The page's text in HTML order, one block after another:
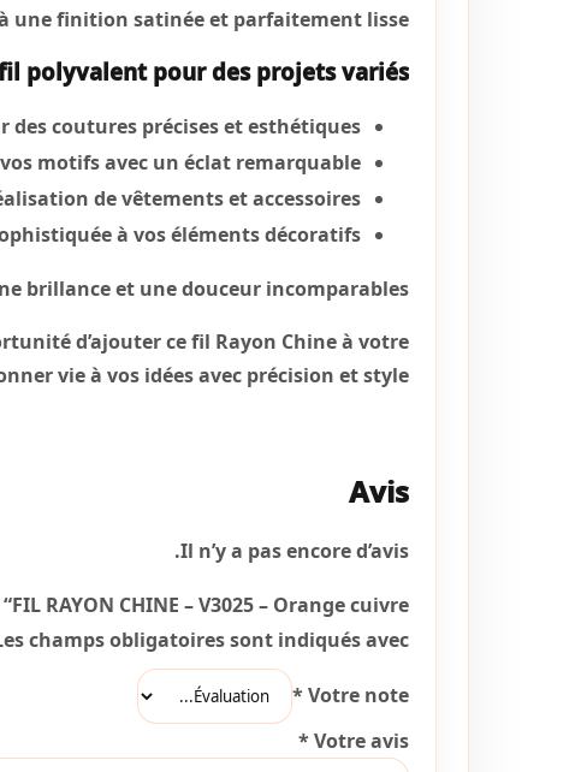
une finition satinée et parfaitement lisse.
polyvalent pour des projets variés
des coutures précises et esthétiques.
motifs avec un éclat remarquable.
de vêtements et accessoires.
à vos éléments décoratifs.
brillance et une douceur incomparables.
d’ajouter ce fil Rayon Chine à votre
vie à vos idées avec précision et style.
Avis
Il n’y a pas encore d’avis.
RAYON CHINE – V3025 – Orange cuivre”
champs obligatoires sont indiqués avec
Votre note
*
Votre avis
*